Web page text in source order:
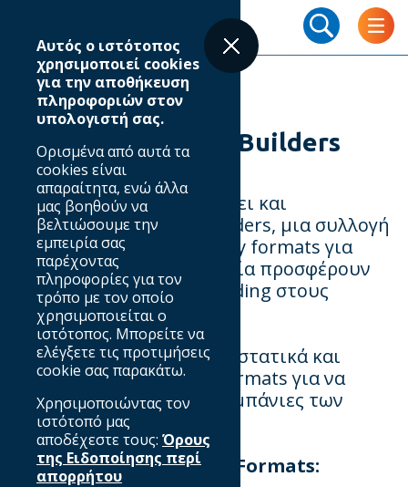
main
content
IAB Europe Brand Builders
O IAB Europe έχει λανσάρει και
υιοθετήσει τα Brand Builders, μια συλλογή
έξι προτεινόμενων display formats για
brand advertising, τα οποία προσφέρουν
ένα νέο περιβάλλον branding στους
διαφημιζομένους.
Η συλλογή περιλαμβάνει στατικά και
δυναμικά (expandable) formats για να
παρέχει ποικιλία στις καμπάνιες των
brand advertisers:
Στατικά Διαφημιστικά Formats:
Αυτός ο ιστότοπος
χρησιμοποιεί cookies
για την αποθήκευση
πληροφοριών στον
υπολογιστή σας.
Ορισμένα από αυτά τα
cookies είναι
απαραίτητα, ενώ άλλα
μας βοηθούν να
βελτιώσουμε την
εμπειρία σας
παρέχοντας
πληροφορίες για τον
τρόπο με τον οποίο
χρησιμοποιείται ο
ιστότοπος. Μπορείτε να
ελέγξετε τις προτιμήσεις
cookie σας παρακάτω.
Χρησιμοποιώντας τον
ιστότοπό μας
αποδέχεστε τους: Όρους
της Ειδοποίησης περί
απορρήτου